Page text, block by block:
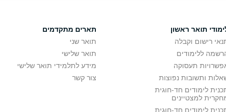
תואר ראשון
רישום וקבלה
ללימודים
תעסוקה
ותשובות נפוצות
לימודים חד-חוגית
למצטיינים
לימודים חד-חוגית
תארים מתקדמים
תואר שני
תואר שלישי
מידע לתלמידי תואר שלישי
צור קשר